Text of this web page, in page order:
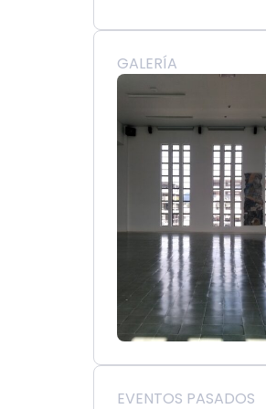
GALERÍA
EVENTOS PASADOS